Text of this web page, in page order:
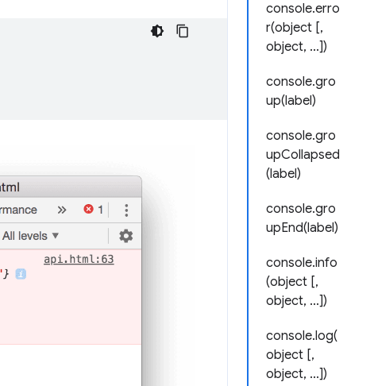
console.erro
r(object [,
object, ...])
console.gro
up(label)
console.gro
upCollapsed
(label)
console.gro
upEnd(label)
console.info
(object [,
object, ...])
console.log(
object [,
object, ...])